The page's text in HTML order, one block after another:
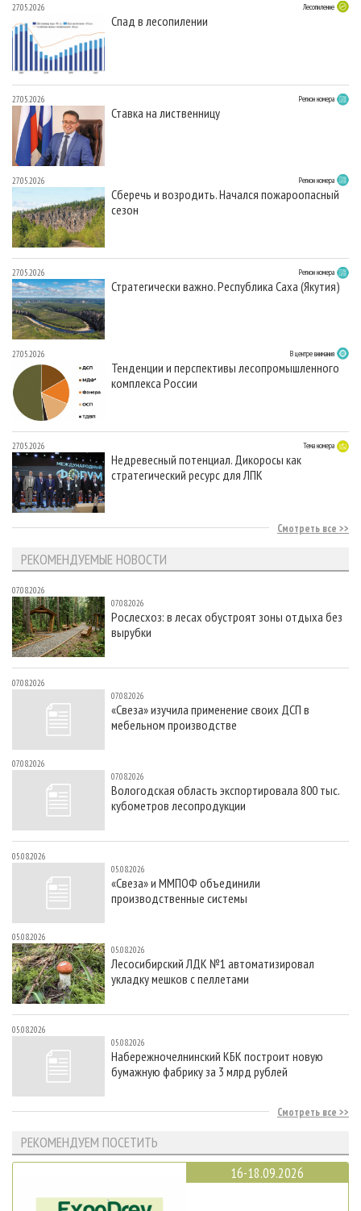
27.05.2026 Лесопиление
Спад в лесопилении
27.05.2026 Регион номера
Ставка на лиственницу
27.05.2026 Регион номера
Сберечь и возродить. Начался пожароопасный
сезон
27.05.2026 Регион номера
Стратегически важно. Республика Саха (Якутия)
27.05.2026 В центре внимания
Тенденции и перспективы лесопромышленного
комплекса России
27.05.2026 Тема номера
Недревесный потенциал. Дикоросы как
стратегический ресурс для ЛПК
Смотреть все
РЕКОМЕНДУЕМЫЕ НОВОСТИ
07.08.2026
07.08.2026
Рослесхоз: в лесах обустроят зоны отдыха без
вырубки
07.08.2026
07.08.2026
«Свеза» изучила применение своих ДСП в
мебельном производстве
07.08.2026
07.08.2026
Вологодская область экспортировала 800 тыс.
кубометров лесопродукции
05.08.2026
05.08.2026
«Свеза» и ММПОФ объединили
производственные системы
05.08.2026
05.08.2026
Лесосибирский ЛДК №1 автоматизировал
укладку мешков с пеллетами
05.08.2026
05.08.2026
Набережночелнинский КБК построит новую
бумажную фабрику за 3 млрд рублей
Смотреть все
РЕКОМЕНДУЕМ ПОСЕТИТЬ
16-18.09.2026